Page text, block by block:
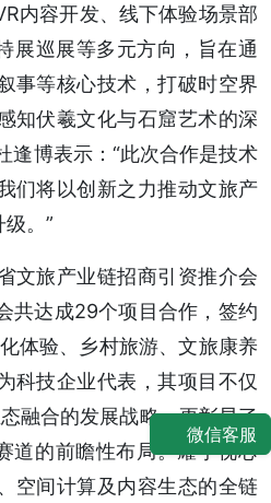
内容开发、线下体验场景部
展巡展等多元方向，旨在通
事等核心技术，打破时空界
知伏羲文化与石窟艺术的深
逢博表示：“此次合作是技术
们将以创新之力推动文旅产
级。”
文旅产业链招商引资推介会
共达成29个项目合作，签约
体验、乡村旅游、文旅康养
科技企业代表，其项目不仅
融合的发展战略，更彰显了
道的前瞻性布局。耀宇视芯
空间计算及内容生态的全链
微信客服